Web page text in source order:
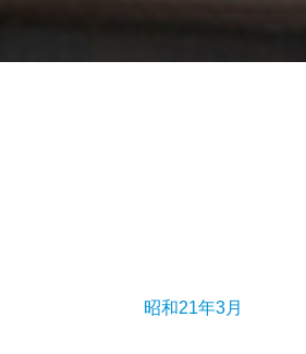
昭和21年3月